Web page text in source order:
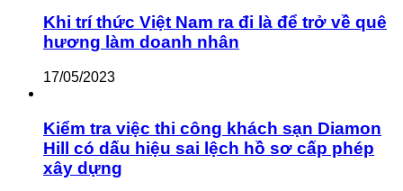
Khi trí thức Việt Nam ra đi là để trở về quê
hương làm doanh nhân
17/05/2023
Kiểm tra việc thi công khách sạn Diamon
Hill có dấu hiệu sai lệch hồ sơ cấp phép
xây dựng